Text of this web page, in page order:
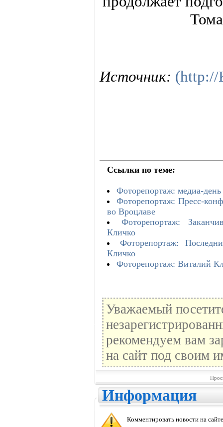
Источник: (http://
Ссылки по теме:
Фоторепортаж: медиа-
Фоторепортаж: Пресс-
во Вроцлаве
Фоторепортаж:
Кличко
Фоторепортаж:
Кличко
Фоторепортаж: Виталий
Уважаемый
рекомендуем вам
на сайт под своим
Информация
Комментировать новости на